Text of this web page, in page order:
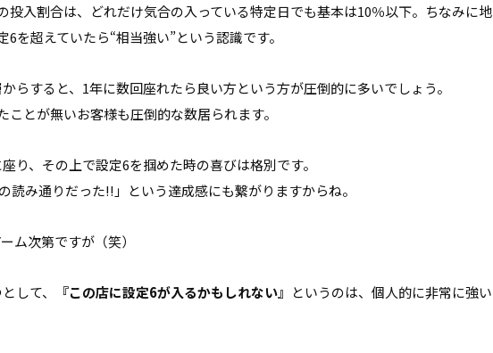
投入割合は、どれだけ気合の入っている特定日でも基本は10％以下。ちなみに地
を超えていたら“相当強い”という認識です。
らすると、1年に数回座れたら良い方という方が圧倒的に多いでしょう。
とが無いお客様も圧倒的な数居られます。
り、その上で設定6を掴めた時の喜びは格別です。
読み通りだった!!」という達成感にも繋がりますからね。
ム次第ですが（笑）
して、 『この店に設定6が入るかもしれない』 というのは、個人的に非常に強い